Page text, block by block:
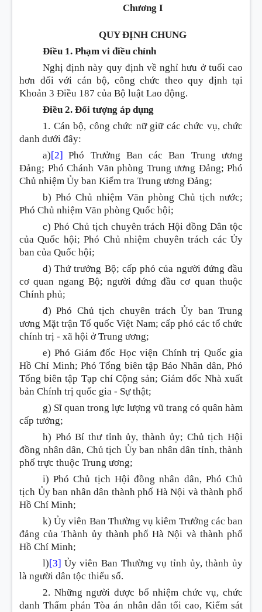
Chương I
QUY ĐỊNH CHUNG
Điều 1. Phạm vi điều chỉnh
Nghị định này quy định về nghỉ hưu ở tuổi cao
hơn đối với cán bộ, công chức theo quy định tại
Khoản 3 Điều 187 của Bộ luật Lao động.
Điều 2. Đối tượng áp dụng
1. Cán bộ, công chức nữ giữ các chức vụ, chức
danh dưới đây:
a)[2] Phó Trưởng Ban các Ban Trung ương
Đảng; Phó Chánh Văn phòng Trung ương Đảng; Phó
Chủ nhiệm Ủy ban Kiểm tra Trung ương Đảng;
b) Phó Chủ nhiệm Văn phòng Chủ tịch nước;
Phó Chủ nhiệm Văn phòng Quốc hội;
c) Phó Chủ tịch chuyên trách Hội đồng Dân tộc
của Quốc hội; Phó Chủ nhiệm chuyên trách các Ủy
ban của Quốc hội;
d) Thứ trưởng Bộ; cấp phó của người đứng đầu
cơ quan ngang Bộ; người đứng đầu cơ quan thuộc
Chính phủ;
đ) Phó Chủ tịch chuyên trách Ủy ban Trung
ương Mặt trận Tổ quốc Việt Nam; cấp phó các tổ chức
chính trị - xã hội ở Trung ương;
e) Phó Giám đốc Học viện Chính trị Quốc gia
Hồ Chí Minh; Phó Tổng biên tập Báo Nhân dân, Phó
Tổng biên tập Tạp chí Cộng sản; Giám đốc Nhà xuất
bản Chính trị quốc gia - Sự thật;
g) Sĩ quan trong lực lượng vũ trang có quân hàm
cấp tướng;
h) Phó Bí thư tỉnh ủy, thành ủy; Chủ tịch Hội
đồng nhân dân, Chủ tịch Ủy ban nhân dân tỉnh, thành
phố trực thuộc Trung ương;
i) Phó Chủ tịch Hội đồng nhân dân, Phó Chủ
tịch Ủy ban nhân dân thành phố Hà Nội và thành phố
Hồ Chí Minh;
k) Ủy viên Ban Thường vụ kiêm Trưởng các ban
đảng của Thành ủy thành phố Hà Nội và thành phố
Hồ Chí Minh;
l)[3] Ủy viên Ban Thường vụ tỉnh ủy, thành ủy
là người dân tộc thiểu số.
2. Những người được bổ nhiệm chức vụ, chức
danh Thẩm phán Tòa án nhân dân tối cao, Kiểm sát